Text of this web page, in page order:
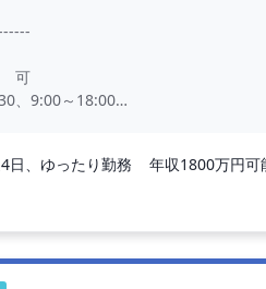
、9:00～18:00
方の年収試算
（応相談）
応次は夜間のコールは、ほと
室は、ワンルーム（トイ
日、ゆったり勤務 年収1800万円可